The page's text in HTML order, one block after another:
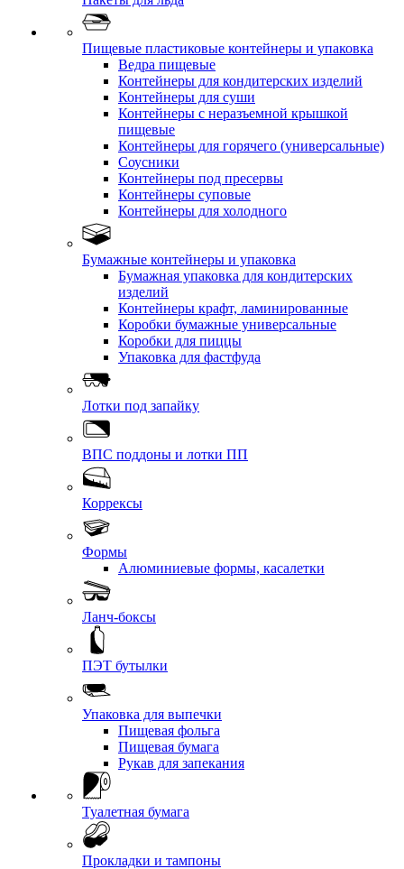
Пищевые пластиковые контейнеры и упаковка
Ведра пищевые
Контейнеры для кондитерских изделий
Контейнеры для суши
Контейнеры с неразъемной крышкой
пищевые
Контейнеры для горячего (универсальные)
Соусники
Контейнеры под пресервы
Контейнеры суповые
Контейнеры для холодного
Бумажные контейнеры и упаковка
Бумажная упаковка для кондитерских
изделий
Контейнеры крафт, ламинированные
Коробки бумажные универсальные
Коробки для пиццы
Упаковка для фастфуда
Лотки под запайку
ВПС поддоны и лотки ПП
Коррексы
Формы
Алюминиевые формы, касалетки
Ланч-боксы
ПЭТ бутылки
Упаковка для выпечки
Пищевая фольга
Пищевая бумага
Рукав для запекания
Туалетная бумага
Прокладки и тампоны